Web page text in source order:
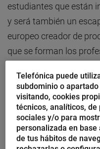
estudiantes que están
y será también un
europeo creador de
que se forman los
En cuanto al desarrollo
cuatro ejes
Industria:estarán
potencial en el
Telefónica puede
subdominio o
visitando, cookies
técnicos, analíticos,
sociales y/o para
personalizada en
de tus hábitos de